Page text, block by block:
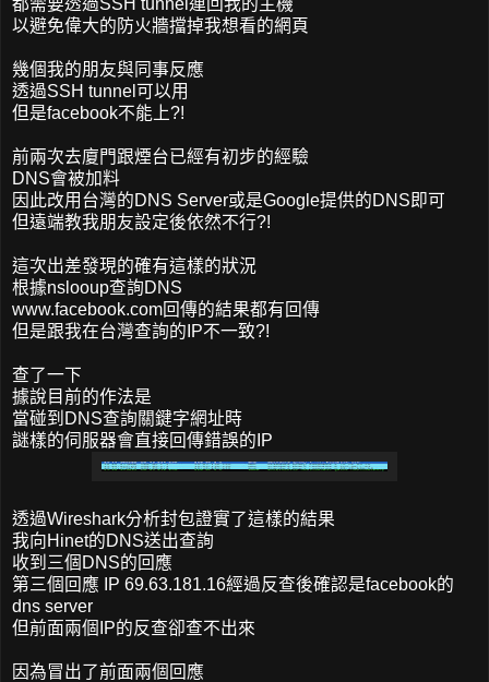
以避免偉大的防火牆擋掉我想看的網頁
幾個我的朋友與同事反應
透過SSH tunnel可以用
但是facebook不能上?!
前兩次去廈門跟煙台已經有初步的經驗
DNS會被加料
因此改用台灣的DNS Server或是Google提供的DNS即可
但遠端教我朋友設定後依然不行?!
這次出差發現的確有這樣的狀況
根據nslooup查詢DNS
www.facebook.com回傳的結果都有回傳
但是跟我在台灣查詢的IP不一致?!
查了一下
據說目前的作法是
當碰到DNS查詢關鍵字網址時
謎樣的伺服器會直接回傳錯誤的IP
透過Wireshark分析封包證實了這樣的結果
我向Hinet的DNS送出查詢
收到三個DNS的回應
第三個回應 IP 69.63.181.16經過反查後確認是facebook的
dns server
但前面兩個IP的反查卻查不出來
因為冒出了前面兩個回應